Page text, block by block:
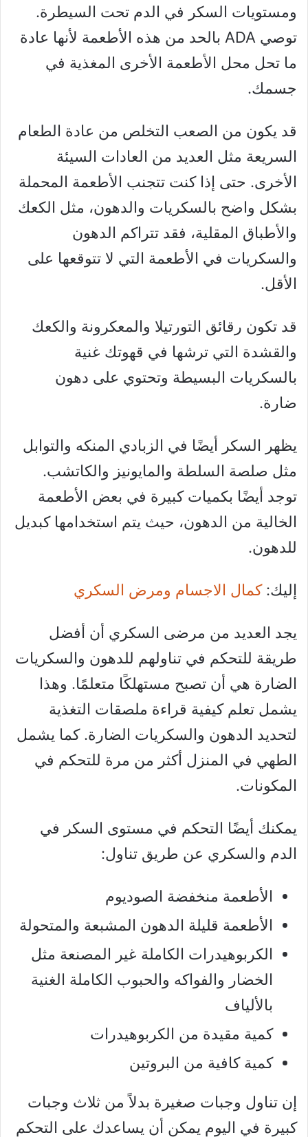
ومستويات السكر في الدم تحت السيطرة.
توصي ADA بالحد من هذه الأطعمة لأنها عادة
ما تحل محل الأطعمة الأخرى المغذية في
جسمك.
قد يكون من الصعب التخلص من عادة الطعام
السريعة مثل العديد من العادات السيئة
الأخرى. حتى إذا كنت تتجنب الأطعمة المحملة
بشكل واضح بالسكريات والدهون، مثل الكعك
والأطباق المقلية، فقد تتراكم الدهون
والسكريات في الأطعمة التي لا تتوقعها على
الأقل.
قد تكون رقائق التورتيلا والمعكرونة والكعك
والقشدة التي ترشها في قهوتك غنية
بالسكريات البسيطة وتحتوي على دهون
ضارة.
يظهر السكر أيضًا في الزبادي المنكه والتوابل
مثل صلصة السلطة والمايونيز والكاتشب.
توجد أيضًا بكميات كبيرة في بعض الأطعمة
الخالية من الدهون، حيث يتم استخدامها كبديل
للدهون.
إليك:كمال الاجسام ومرض السكري
يجد العديد من مرضى السكري أن أفضل
طريقة للتحكم في تناولهم للدهون والسكريات
الضارة هي أن تصبح مستهلكًا متعلمًا. وهذا
يشمل تعلم كيفية قراءة ملصقات التغذية
لتحديد الدهون والسكريات الضارة. كما يشمل
الطهي في المنزل أكثر من مرة للتحكم في
المكونات.
يمكنك أيضًا التحكم في مستوى السكر في
الدم والسكري عن طريق تناول:
الأطعمة منخفضة الصوديوم
الأطعمة قليلة الدهون المشبعة والمتحولة
الكربوهيدرات الكاملة غير المصنعة مثل
الخضار والفواكه والحبوب الكاملة الغنية
بالألياف
كمية مقيدة من الكربوهيدرات
كمية كافية من البروتين
إن تناول وجبات صغيرة بدلاً من ثلاث وجبات
كبيرة في اليوم يمكن أن يساعدك على التحكم